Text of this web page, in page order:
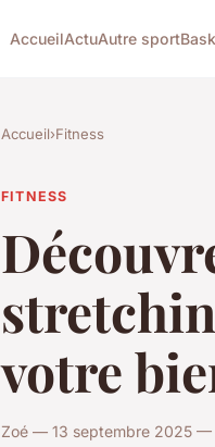
AccueilActuAutre sport
Accueil›Fitness
FITNESS
votre
Zoé — 13 septembre 2025 —